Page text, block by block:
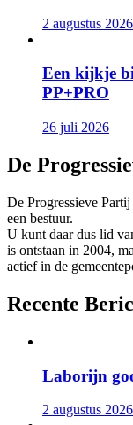
2 augustus 2026
Een kijkje
PP+PRO
26 juli 2026
De
De Progressieve
een bestuur.
U kunt daar dus lid
is ontstaan in 2004,
actief in de
Recente
Laborijn
2 augustus 2026